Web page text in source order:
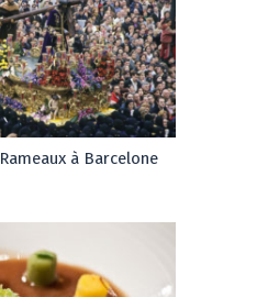
à Barcelone